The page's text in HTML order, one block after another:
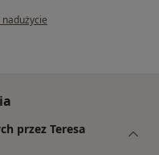
użytkownika Renata S.
nadużycie
przez Teresa